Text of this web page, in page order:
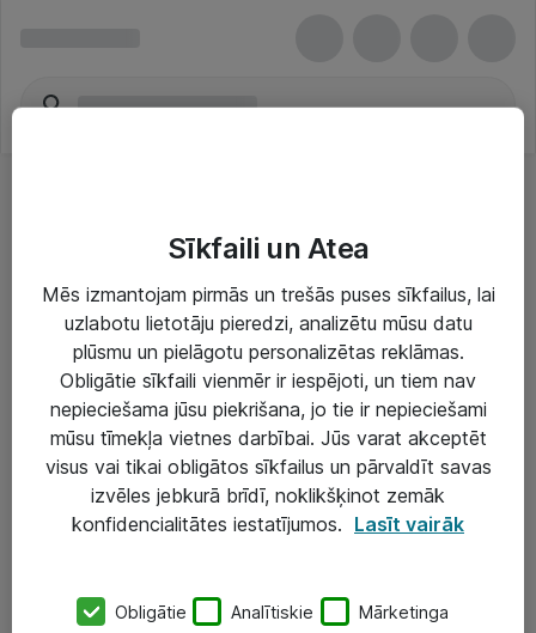
Risinājumi & Pakalpojumi
IT serviss un atbalsts
IT infrastruktūra
Darba vietu IT risinājumi
Serveri un datu centri
SIA „ATEA”
Sīkfaili un Atea
Mēs izmantojam pirmās un trešās puses sīkfailus, lai
uzlabotu lietotāju pieredzi, analizētu mūsu datu
plūsmu un pielāgotu personalizētas reklāmas.
Obligātie sīkfaili vienmēr ir iespējoti, un tiem nav
nepieciešama jūsu piekrišana, jo tie ir nepieciešami
mūsu tīmekļa vietnes darbībai. Jūs varat akceptēt
visus vai tikai obligātos sīkfailus un pārvaldīt savas
izvēles jebkurā brīdī, noklikšķinot zemāk
konfidencialitātes iestatījumos. Lasīt vairāk
Obligātie Analītiskie Mārketinga